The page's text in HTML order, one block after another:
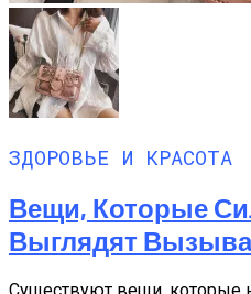
ЗДОРОВЬЕ И КРАСОТА
Вещи, Которые
Выглядят